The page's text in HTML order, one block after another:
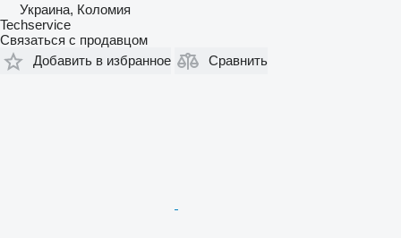
Украина, Коломия
Techservice
Связаться с продавцом
Добавить в избранное
Сравнить